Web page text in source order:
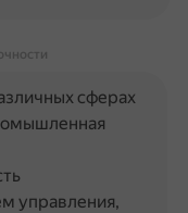
сферах
управления,